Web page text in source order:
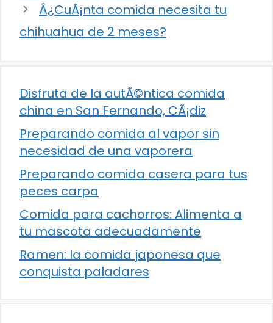
Â¿CuÃ¡nta comida necesita tu
chihuahua de 2 meses?
Disfruta de la autÃ©ntica comida
china en San Fernando, CÃ¡diz
Preparando comida al vapor sin
necesidad de una vaporera
Preparando comida casera para tus
peces carpa
Comida para cachorros: Alimenta a
tu mascota adecuadamente
Ramen: la comida japonesa que
conquista paladares